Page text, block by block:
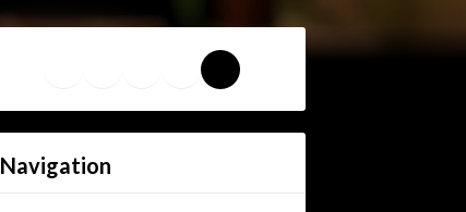
YouTubeTumblr
Pixelfed
Navigation